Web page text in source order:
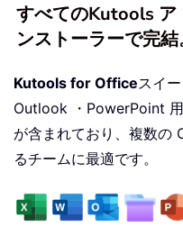
すべてのKutools ア
ンストーラーで完結
Kutools for Officeスイ
Outlook ・PowerPoint
が含まれており、複数の
るチームに最適です。